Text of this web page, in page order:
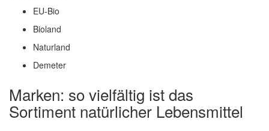
EU-Bio
Bioland
Naturland
Demeter
Marken: so vielfältig ist das
Sortiment natürlicher Lebensmittel